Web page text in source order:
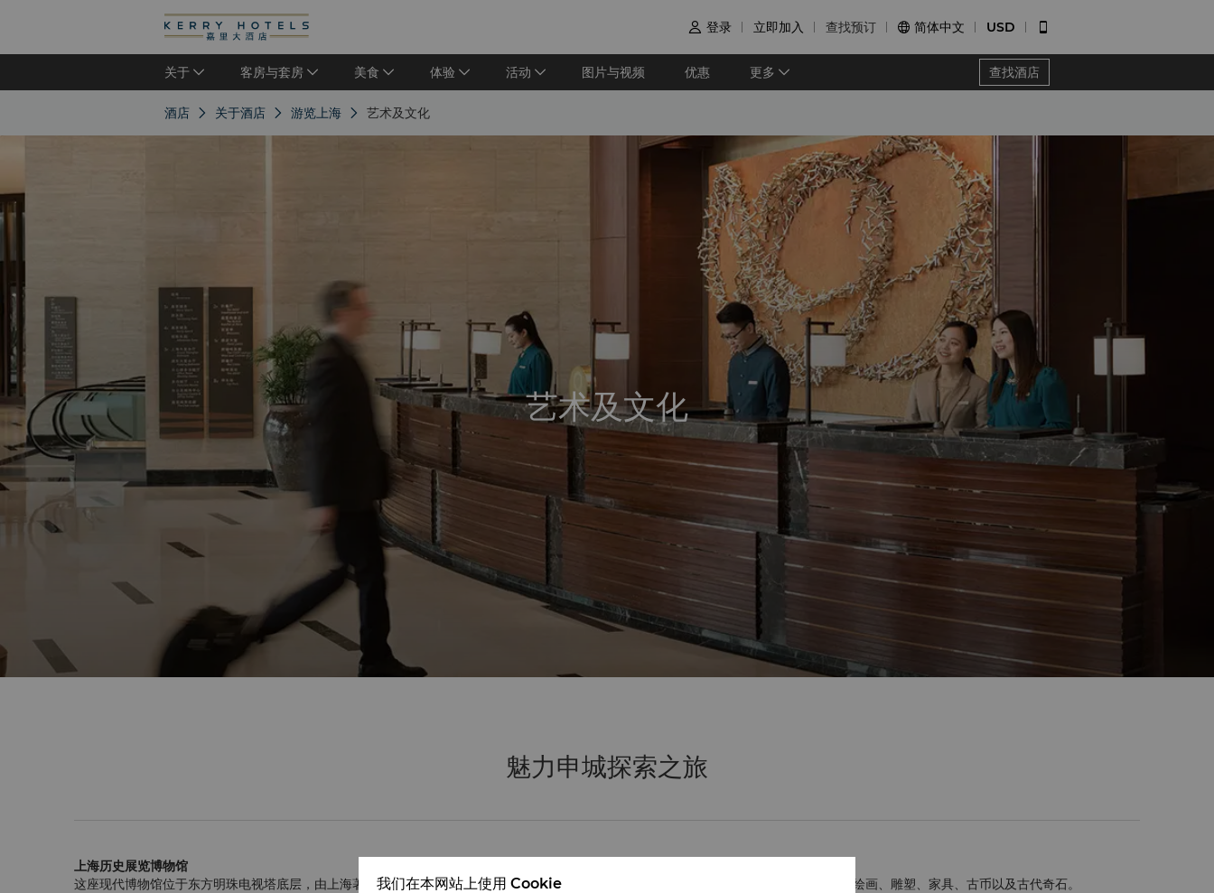
 登录 立即加入 查找预订  简体中文 USD 
关于 客房与套房 美食 体验 活动 图片与视频 优惠 更多 查找酒店
酒店 关于酒店 游览上海 艺术及文化
艺术及文化
魅力申城探索之旅
上海历史展览博物馆
这座现代博物馆位于东方明珠电视塔底层，由上海著名的建筑学家邢同和设计而成。馆藏文物超过12000件，涵盖各种青铜、陶瓷、书法、绘画、雕塑、家具、古币以及古代奇石。
我们在本网站上使用 Cookie